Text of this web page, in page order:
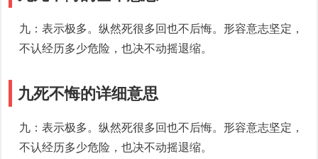
九：表示极多。纵然死很多回也不后悔。形容意志坚定，
不认经历多少危险，也决不动摇退缩。
九死不悔的详细意思
九：表示极多。纵然死很多回也不后悔。形容意志坚定，
不认经历多少危险，也决不动摇退缩。